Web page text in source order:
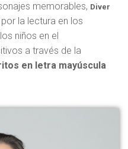
memorables, Diver
la lectura en los
niños en el
a través de la
en letra mayúscula